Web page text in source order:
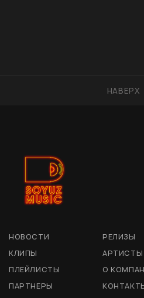
НАВЕРХ
НОВОСТИ
РЕЛИЗЫ
КЛИПЫ
АРТИСТЫ
ПЛЕЙЛИСТЫ
О
ПАРТНЕРЫ